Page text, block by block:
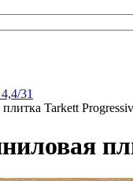
31
Tarkett